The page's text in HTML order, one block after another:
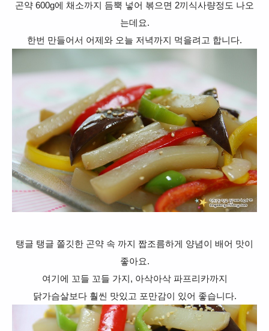
곤약 600g에 채소까지 듬뿍 넣어 볶으면 2끼식사량정도 나오
는데요.
한번 만들어서 어제와 오늘 저녁까지 먹을려고 합니다.
탱글 탱글 쫄깃한 곤약 속 까지 짭조름하게 양념이 배어 맛이
좋아요.
여기에 꼬들 꼬들 가지, 아삭아삭 파프리카까지
닭가슴살보다 훨씬 맛있고 포만감이 있어 좋습니다.